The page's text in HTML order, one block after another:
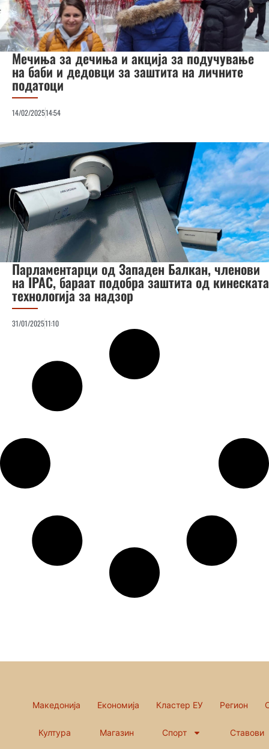
Мечиња за дечиња и акција за подучување
на баби и дедовци за заштита на личните
податоци
14/02/202514:54
Парламентарци од Западен Балкан, членови
на IPAC, бараат подобра заштита од кинеската
технологија за надзор
31/01/202511:10
Македонија Економија Кластер ЕУ Регион
Култура Магазин Спорт Ставови